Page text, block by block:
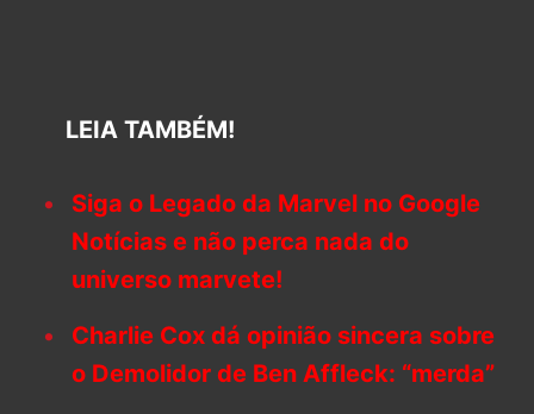
LEIA TAMBÉM!
Siga o Legado da Marvel no Google
Notícias e não perca nada do
universo marvete!
Charlie Cox dá opinião sincera sobre
o Demolidor de Ben Affleck: “merda”